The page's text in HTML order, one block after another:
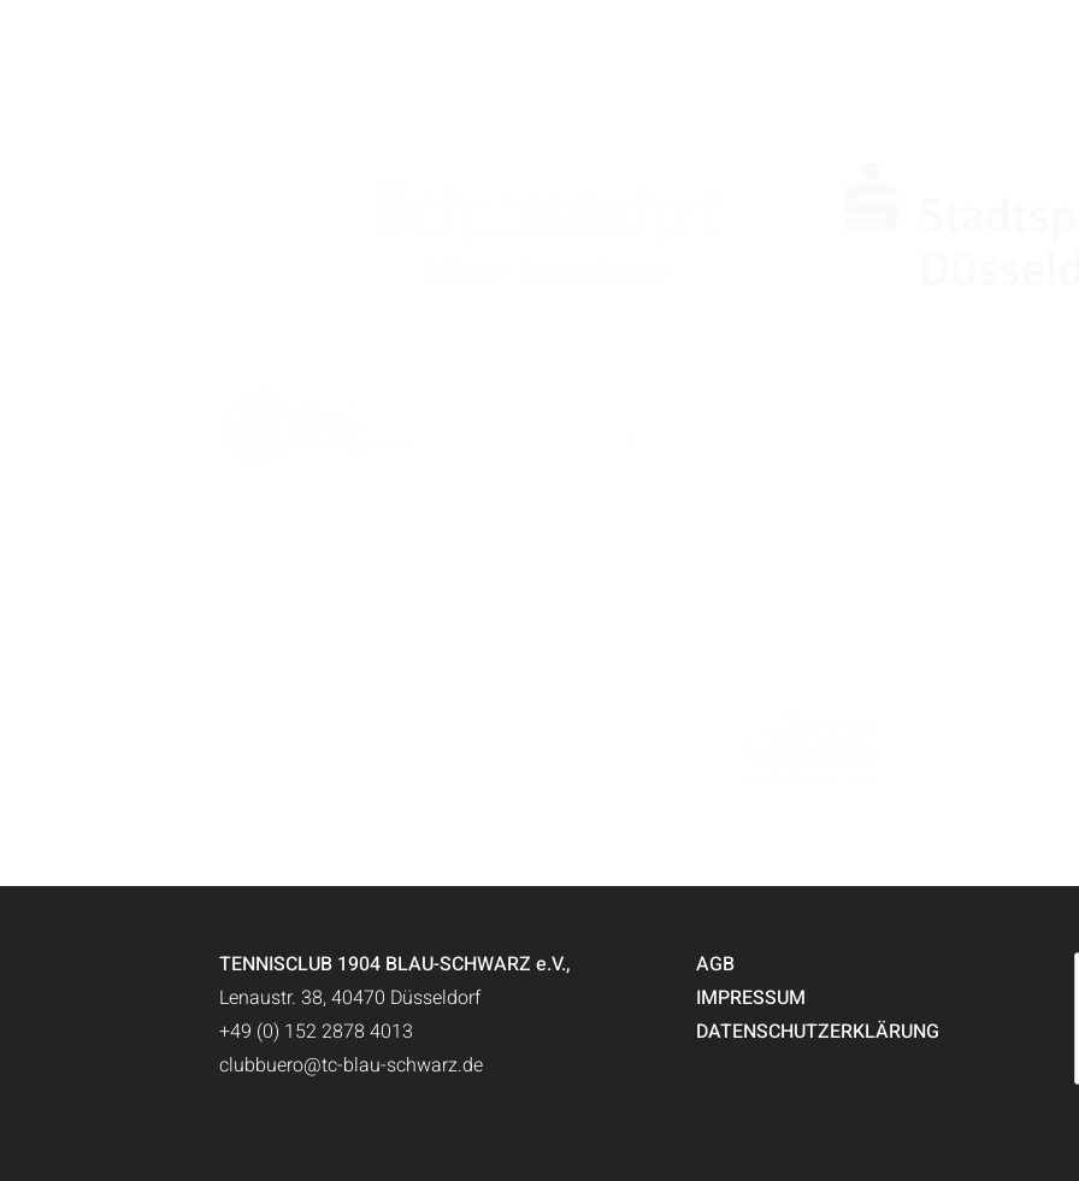
TENNISCLUB 1904 BLAU-SCHWARZ e.V.,
Lenaustr. 38, 40470 Düsseldorf
+49 (0) 152 2878 4013
clubbuero@tc-blau-schwarz.de
AGB
IMPRESSUM
DATENSCHUTZERKLÄRUNG